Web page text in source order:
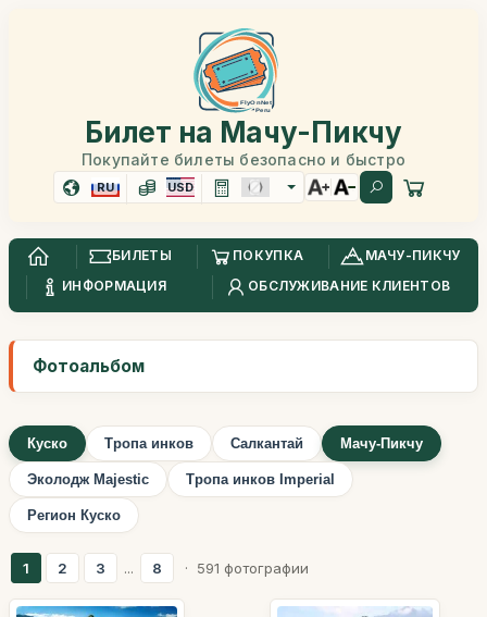
Билет на Мачу-Пикчу
Покупайте билеты безопасно и быстро
RU USD
БИЛЕТЫ ПОКУПКА
МАЧУ-ПИКЧУ
ИНФОРМАЦИЯ
ОБСЛУЖИВАНИЕ КЛИЕНТОВ
Фотоальбом
Куско Тропа инков Салкантай Мачу-Пикчу
Эколодж Majestic Тропа инков Imperial
Регион Куско
1 2 3 ... 8 · 591 фотографии